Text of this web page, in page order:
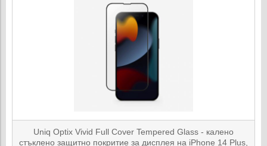
Uniq Optix Vivid Full Cover Tempered Glass - калено
стъклено защитно покритие за дисплея на iPhone 14 Plus,